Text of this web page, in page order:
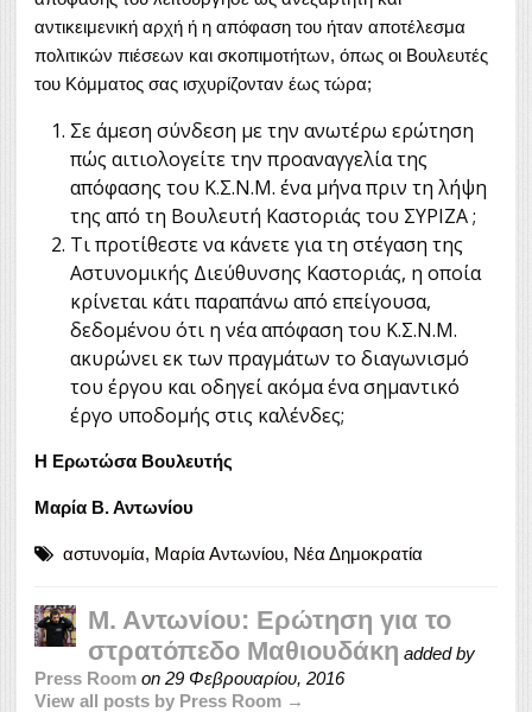
αντικειμενική αρχή ή η απόφαση του ήταν αποτέλεσμα
πολιτικών πιέσεων και σκοπιμοτήτων, όπως οι Βουλευτές
του Κόμματος σας ισχυρίζονταν έως τώρα;
Σε άμεση σύνδεση με την ανωτέρω ερώτηση
πώς αιτιολογείτε την προαναγγελία της
απόφασης του Κ.Σ.Ν.Μ. ένα μήνα πριν τη λήψη
της από τη Βουλευτή Καστοριάς του ΣΥΡΙΖΑ ;
Τι προτίθεστε να κάνετε για τη στέγαση της
Αστυνομικής Διεύθυνσης Καστοριάς, η οποία
κρίνεται κάτι παραπάνω από επείγουσα,
δεδομένου ότι η νέα απόφαση του Κ.Σ.Ν.Μ.
ακυρώνει εκ των πραγμάτων το διαγωνισμό
του έργου και οδηγεί ακόμα ένα σημαντικό
έργο υποδομής στις καλένδες;
Η Ερωτώσα Βουλευτής
Μαρία Β. Αντωνίου
αστυνομία, Μαρία Αντωνίου, Νέα Δημοκρατία
M. Aντωνίου: Ερώτηση για το
στρατόπεδο Μαθιουδάκη added by
Press Room on 29 Φεβρουαρίου, 2016
View all posts by Press Room →